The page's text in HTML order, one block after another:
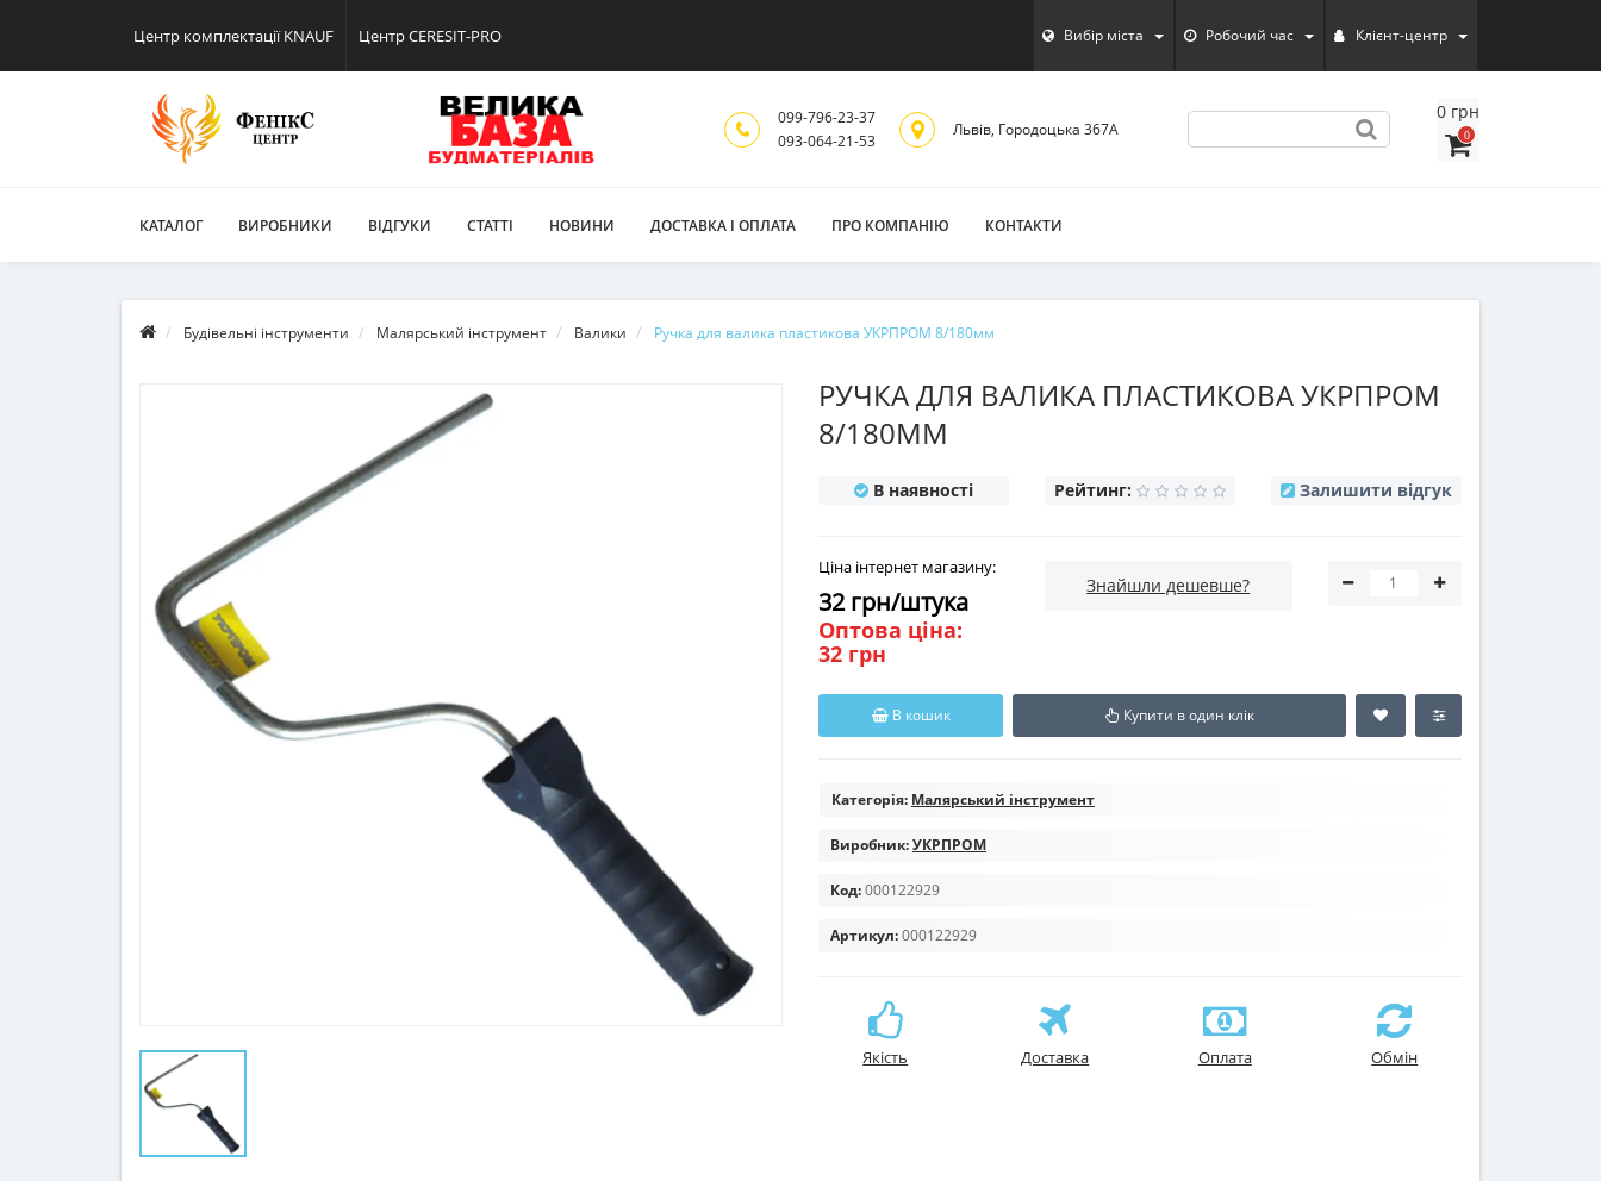
Центр комплектації KNAUF Центр CERESIT-PRO Вибiр мiста Робочий час Клієнт-центр
099-796-23-37
093-064-21-53
Львiв, Городоцька 367А
0 грн
0
КАТАЛОГ ВИРОБНИКИ ВІДГУКИ СТАТТІ НОВИНИ ДОСТАВКА І ОПЛАТА ПРО КОМПАНІЮ КОНТАКТИ
Будівельні інструменти Малярський інструмент Валики Ручка для валика пластикова УКРПРОМ 8/180мм
РУЧКА ДЛЯ ВАЛИКА ПЛАСТИКОВА УКРПРОМ
8/180ММ
В наявності Рейтинг: Залишити відгук
Ціна інтернет магазину:
32 грн/штука
Оптова ціна:
32 грн
Знайшли дешевше?
В кошик Купити в один клік
Категорія: Малярський інструмент
Виробник:УКРПРОМ
Код:000122929
Артикул:000122929
Якість Доставка Оплата Обмін